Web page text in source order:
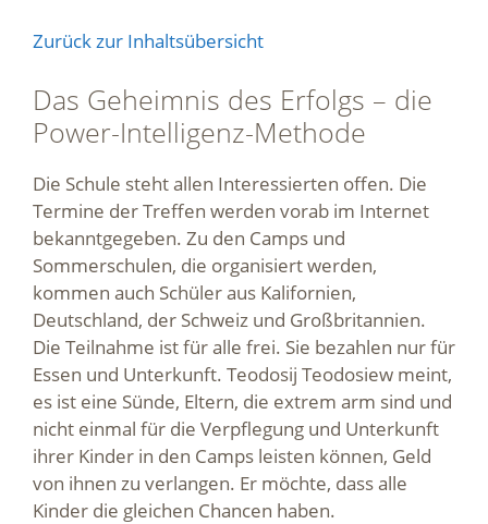
Zurück zur Inhaltsübersicht
Das Geheimnis des Erfolgs – die
Power-Intelligenz-Methode
Die Schule steht allen Interessierten offen. Die
Termine der Treffen werden vorab im Internet
bekanntgegeben. Zu den Camps und
Sommerschulen, die organisiert werden,
kommen auch Schüler aus Kalifornien,
Deutschland, der Schweiz und Großbritannien.
Die Teilnahme ist für alle frei. Sie bezahlen nur für
Essen und Unterkunft. Teodosij Teodosiew meint,
es ist eine Sünde, Eltern, die extrem arm sind und
nicht einmal für die Verpflegung und Unterkunft
ihrer Kinder in den Camps leisten können, Geld
von ihnen zu verlangen. Er möchte, dass alle
Kinder die gleichen Chancen haben.